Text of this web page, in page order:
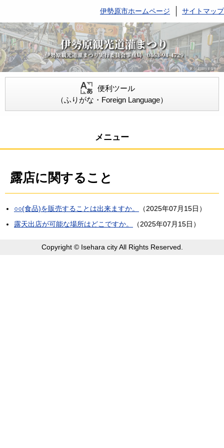
伊勢原市ホームページ サイトマップ
便利ツール
（ふりがな・Foreign Language）
メニュー
露店に関すること
○○(食品)を販売することは出来ますか。 （2025年07月15日 ）
露天出店が可能な場所はどこですか。
（2025年07月15日 ）
Copyright © Isehara city All Rights Reserved.